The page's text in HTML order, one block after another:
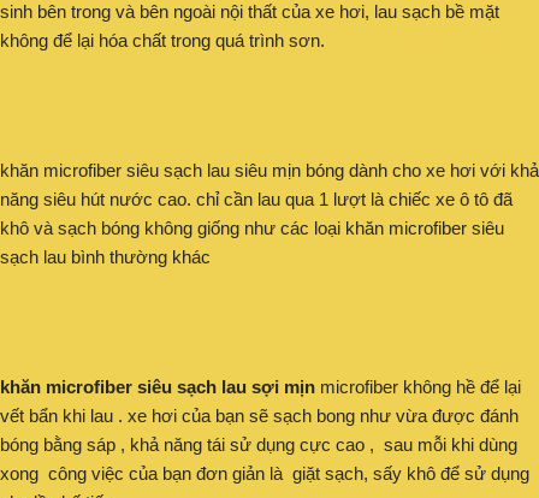
sinh bên trong và bên ngoài nội thất của xe hơi, lau sạch bề mặt
không để lại hóa chất trong quá trình sơn.
khăn microfiber siêu sạch lau siêu mịn bóng dành cho xe hơi với khả
năng siêu hút nước cao. chỉ cần lau qua 1 lượt là chiếc xe ô tô đã
khô và sạch bóng không giống như các loại khăn microfiber siêu
sạch lau bình thường khác
khăn microfiber siêu sạch lau sợi mịn microfiber không hề để lại
vết bẩn khi lau . xe hơi của bạn sẽ sạch bong như vừa được đánh
bóng bằng sáp , khả năng tái sử dụng cực cao , sau mỗi khi dùng
xong công việc của bạn đơn giản là giặt sạch, sấy khô để sử dụng